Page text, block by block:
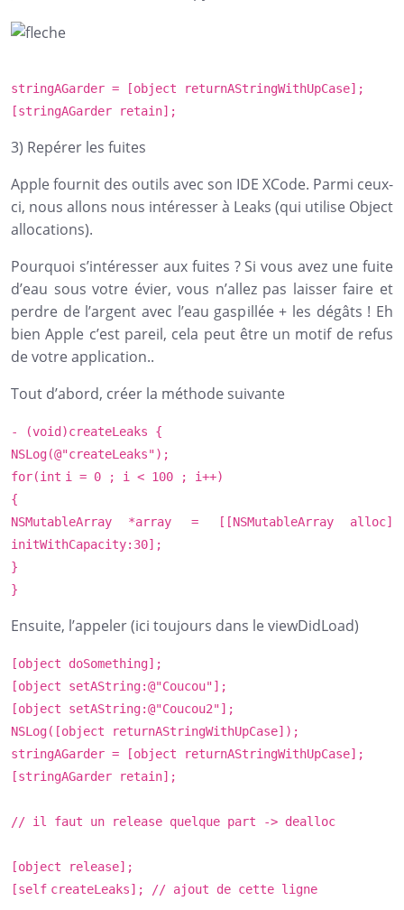
stringAGarder = [object returnAStringWithUpCase];
[stringAGarder retain];
3) Repérer les fuites
Apple fournit des outils avec son IDE XCode. Parmi ceux-
ci, nous allons nous intéresser à Leaks (qui utilise Object
allocations).
Pourquoi s’intéresser aux fuites ? Si vous avez une fuite
d’eau sous votre évier, vous n’allez pas laisser faire et
perdre de l’argent avec l’eau gaspillée + les dégâts ! Eh
bien Apple c’est pareil, cela peut être un motif de refus
de votre application..
Tout d’abord, créer la méthode suivante
- (void )createLeaks {
NSLog(@"createLeaks");
for(int i = 0 ; i < 100 ; i++)
{
NSMutableArray
*array = [[NSMutableArray
alloc]
initWithCapacity:30];
}
}
Ensuite, l’appeler (ici toujours dans le viewDidLoad)
[object doSomething];
[object setAString:@"Coucou"];
[object setAString:@"Coucou2"];
NSLog([object returnAStringWithUpCase]);
stringAGarder = [object returnAStringWithUpCase];
[stringAGarder retain];
// il faut un release quelque part -> dealloc
[object release];
[self createLeaks]; // ajout de cette ligne